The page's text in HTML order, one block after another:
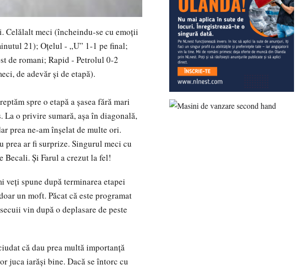
meci (încheindu-se cu emoții
21); Oțelul - „U” 1-1 pe final;
de romani; Rapid - Petrolul 0-2
de adevăr și de etapă).
spre o etapă a șasea fără mari
La o privire sumară, așa în diagonală,
prea ne-am înșelat de multe ori.
prea ar fi surprize. Singurul meci cu
Becali. Și Farul a crezut la fel!
veți spune după terminarea etapei
un moft. Păcat că este programat
vin după o deplasare de peste
că dau prea multă importanță
juca iarăși bine. Dacă se întorc cu